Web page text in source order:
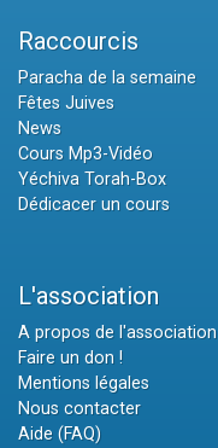
Raccourcis
Paracha de la semaine
Fêtes Juives
News
Cours Mp3-Vidéo
Yéchiva Torah-Box
Dédicacer un cours
L'association
A propos de l'association
Faire un don !
Mentions légales
Nous contacter
Aide (FAQ)